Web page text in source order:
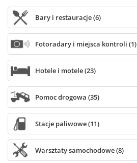
Bary i restauracje (6)
Fotoradary i miejsca kontroli (1)
Hotele i motele (23)
Pomoc drogowa (35)
Stacje paliwowe (11)
Warsztaty samochodowe (8)